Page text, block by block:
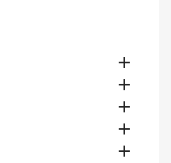




